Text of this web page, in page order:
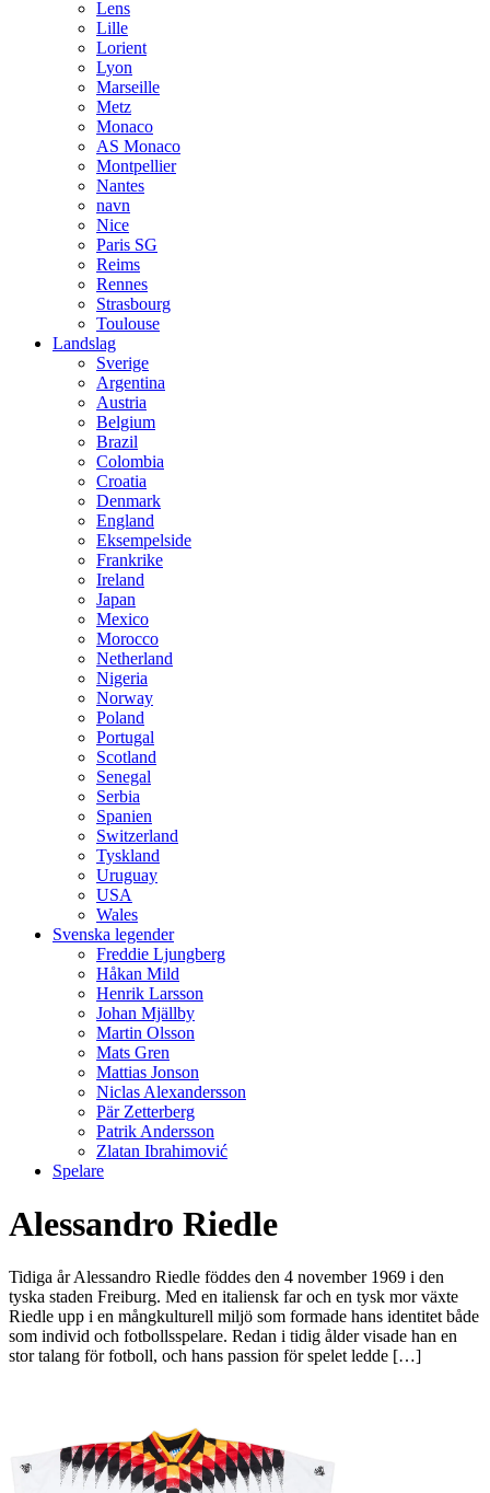
Lens
Lille
Lorient
Lyon
Marseille
Metz
Monaco
AS Monaco
Montpellier
Nantes
navn
Nice
Paris SG
Reims
Rennes
Strasbourg
Toulouse
Landslag
Sverige
Argentina
Austria
Belgium
Brazil
Colombia
Croatia
Denmark
England
Eksempelside
Frankrike
Ireland
Japan
Mexico
Morocco
Netherland
Nigeria
Norway
Poland
Portugal
Scotland
Senegal
Serbia
Spanien
Switzerland
Tyskland
Uruguay
USA
Wales
Svenska legender
Freddie Ljungberg
Håkan Mild
Henrik Larsson
Johan Mjällby
Martin Olsson
Mats Gren
Mattias Jonson
Niclas Alexandersson
Pär Zetterberg
Patrik Andersson
Zlatan Ibrahimović
Spelare
Alessandro Riedle
Tidiga år Alessandro Riedle föddes den 4 november 1969 i den
tyska staden Freiburg. Med en italiensk far och en tysk mor växte
Riedle upp i en mångkulturell miljö som formade hans identitet både
som individ och fotbollsspelare. Redan i tidig ålder visade han en
stor talang för fotboll, och hans passion för spelet ledde […]